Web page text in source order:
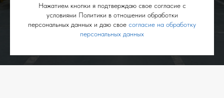
Нажатием кнопки я подтверждаю свое согласие с
условиями Политики в отношении обработки
персональных данных и даю свое согласие на обработку
персональных данных